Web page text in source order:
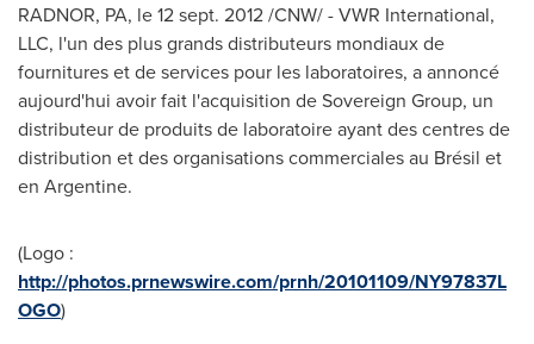
RADNOR, PA, le12 sept. 2012/CNW/ - VWR International,
LLC, l'un des plus grands distributeurs mondiaux de
fournitures et de services pour les laboratoires, a annoncé
aujourd'hui avoir fait l'acquisition de Sovereign Group, un
distributeur de produits de laboratoire ayant des centres de
distribution et des organisations commerciales au Brésil et
en Argentine.
(Logo :
http://photos.prnewswire.com/prnh/20101109/NY97837L
OGO)